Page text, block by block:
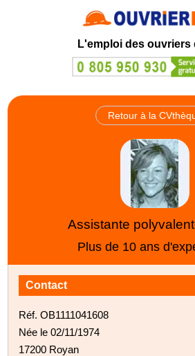
L'emploi des ouvriers
Retour à la
Assistante
Plus de 10 ans
Contact
Réf. OB1111041608
Née le 02/11/1974
17200 Royan